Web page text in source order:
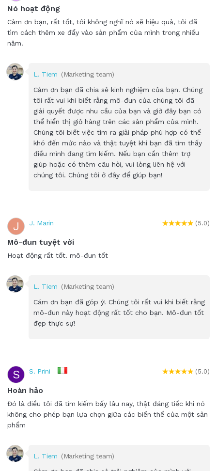
Nó hoạt động
Cảm ơn bạn, rất tốt, tôi không nghĩ nó sẽ hiệu quả, tôi đã
tìm cách thêm xe đẩy vào sản phẩm của mình trong nhiều
năm.
L. Tiem (Marketing team)
Cảm ơn bạn đã chia sẻ kinh nghiệm của bạn! Chúng
tôi rất vui khi biết rằng mô-đun của chúng tôi đã
giải quyết được nhu cầu của bạn và giờ đây bạn có
thể hiển thị giỏ hàng trên các sản phẩm của mình.
Chúng tôi biết việc tìm ra giải pháp phù hợp có thể
khó đến mức nào và thật tuyệt khi bạn đã tìm thấy
điều mình đang tìm kiếm. Nếu bạn cần thêm trợ
giúp hoặc có thêm câu hỏi, vui lòng liên hệ với
chúng tôi. Chúng tôi ở đây để giúp bạn!
J J. Marin (5.0)
Mô-đun tuyệt vời
Hoạt động rất tốt. mô-đun tốt
L. Tiem (Marketing team)
Cám ơn bạn đã góp ý! Chúng tôi rất vui khi biết rằng
mô-đun này hoạt động rất tốt cho bạn. Mô-đun tốt
đẹp thực sự!
S S. Prini (5.0)
Hoàn hảo
Đó là điều tôi đã tìm kiếm bấy lâu nay, thật đáng tiếc khi nó
không cho phép bạn lựa chọn giữa các biến thể của một sản
phẩm
L. Tiem (Marketing team)